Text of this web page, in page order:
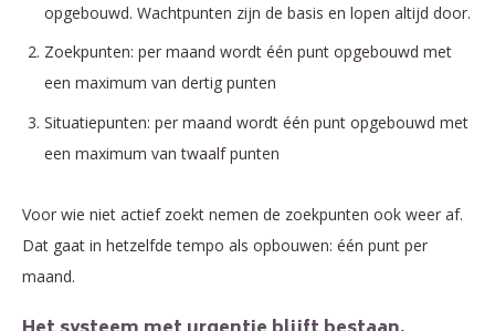
opgebouwd. Wachtpunten zijn de basis en lopen altijd door.
Zoekpunten: per maand wordt één punt opgebouwd met
een maximum van dertig punten
Situatiepunten: per maand wordt één punt opgebouwd met
een maximum van twaalf punten
Voor wie niet actief zoekt nemen de zoekpunten ook weer af.
Dat gaat in hetzelfde tempo als opbouwen: één punt per
maand.